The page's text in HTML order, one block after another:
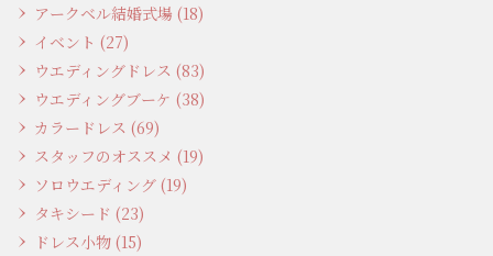
アークベル結婚式場 (18)
イベント (27)
ウエディングドレス (83)
ウエディングブーケ (38)
カラードレス (69)
スタッフのオススメ (19)
ソロウエディング (19)
タキシード (23)
ドレス小物 (15)